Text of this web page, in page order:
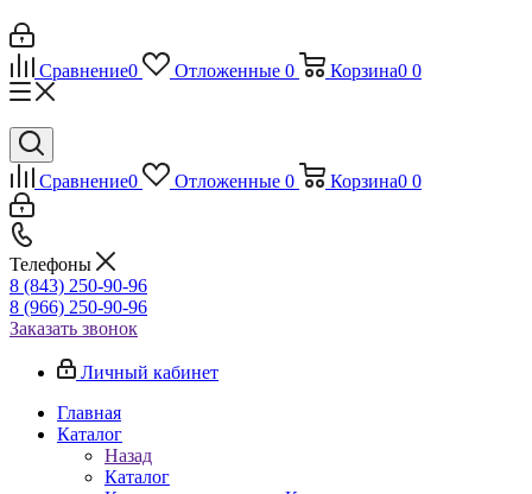
Сравнение0 Отложенные 0 Корзина0 0
Сравнение0 Отложенные 0 Корзина0 0
Телефоны
8 (843) 250-90-96
8 (966) 250-90-96
Заказать звонок
Личный кабинет
Главная
Каталог
Назад
Каталог